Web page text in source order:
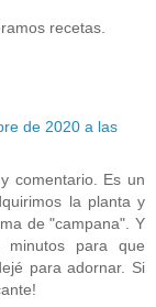
recetas.
de 2020 a las
comentario. Es un
la planta y
de "campana". Y
para que
para adornar. Si